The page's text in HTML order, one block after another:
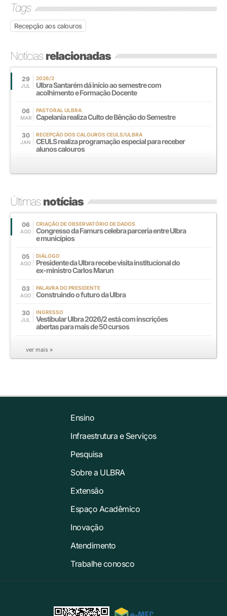
Tags
Recepção aos calouros
Notíciasrelacionadas
29
JUL
2026/2
Ulbra Santarém dá início ao semestre com
acolhimento e Formação Docente
06
MAR
PASTORAL ULBRA
Capelania realiza Culto de Bênção do Semestre
30
JAN
RECEPÇÃO DOS CALOUROS CEULS/ULBRA
CEULS realiza programação especial para receber
alunos calouros
Últimasnotícias
06
AGO
CRIAÇÃO DE OBSERVATÓRIO DE DADOS
Congresso da Famurs celebra parceria entre Ulbra
e municípios
05
AGO
DIÁLOGO
Presidente da Ulbra recebe visita institucional do
ex-ministro Carlos Marun
03
AGO
PALAVRA DO PRESIDENTE
Construindo o futuro da Ulbra
30
JUL
INGRESSO
Vestibular Ulbra 2026/2 está com inscrições
abertas para mais de 50 cursos
ver mais »
Ensino
Infraestrutura e Serviços
Pesquisa
Sobre a ULBRA
Extensão
Espaço Acadêmico
Inovação
Atendimento
Trabalhe conosco